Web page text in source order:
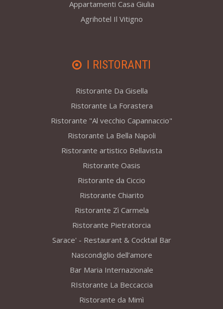
Appartamenti Casa Giulia
Agrihotel Il Vitigno
I RISTORANTI
Ristorante Da Gisella
Ristorante La Forastera
Ristorante "Al vecchio Capannaccio"
Ristorante La Bella Napoli
Ristorante artistico Bellavista
Ristorante Oasis
Ristorante da Ciccio
Ristorante Chiarito
Ristorante Zì Carmela
Ristorante Pietratorcia
Sarace' - Restaurant & Cocktail Bar
Nascondiglio dell’amore
Bar Maria Internazionale
RIstorante La Beccaccia
Ristorante da Mimì